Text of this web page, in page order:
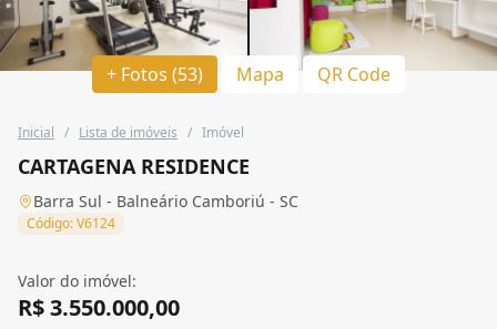
+ Fotos (53) Mapa QR Code
Inicial / Lista de imóveis / Imóvel
CARTAGENA RESIDENCE
Barra Sul - Balneário Camboriú - SC
Código: V6124
Valor do imóvel:
R$ 3.550.000,00